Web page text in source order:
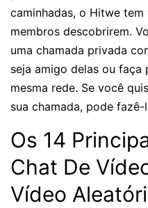
caminhadas, o Hitwe
membros descobrirem.
uma chamada privada
seja amigo delas ou
mesma rede. Se você
sua chamada, pode
Os 14
Chat De
Vídeo